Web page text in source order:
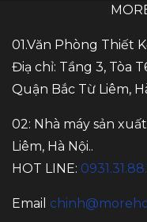
01.Văn Phòng Thiết
Điạ chỉ: Tầng 3, Tòa
Quận Bắc Từ Liêm,
02: Nhà máy sản
Liêm, Hà Nội..
HOT LINE:
Email